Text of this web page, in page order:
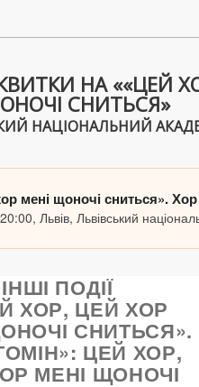
НА ««ЦЕЙ
СНИТЬСЯ»
НАЦІОНАЛЬНИЙ
мені щоночі
Львів, Львівський
ІНШІ ПОДІЇ
ХОР, ЦЕЙ ХОР
СНИТЬСЯ».
ЦЕЙ ХОР,
МЕНІ ЩОНОЧІ